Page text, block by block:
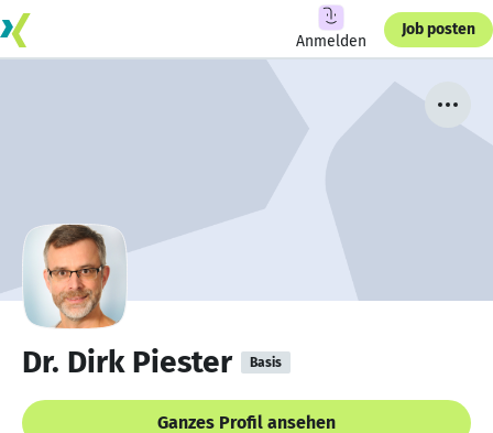
Anmelden
Job posten
Dr. Dirk Piester Basis
Ganzes Profil ansehen